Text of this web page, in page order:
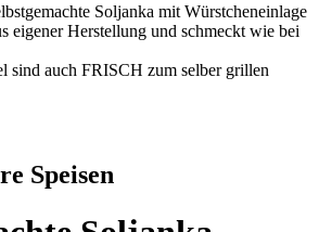
Soljanka mit Würstcheneinlage
eigener Herstellung und schmeckt wie bei
sind auch FRISCH zum selber grillen
Speisen